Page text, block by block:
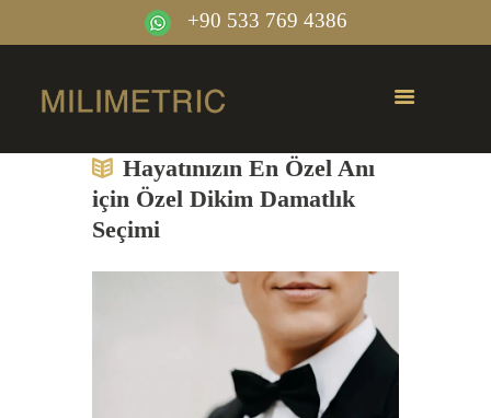
+90 533 769 4386
Hayatınızın En Özel Anı
için Özel Dikim Damatlık
Seçimi